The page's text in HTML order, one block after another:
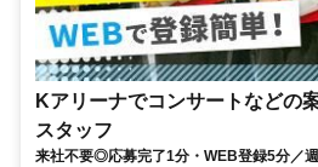
Kアリーナでコンサートなどの
スタッフ
来社不要◎応募完了1分・WEB登録5分／